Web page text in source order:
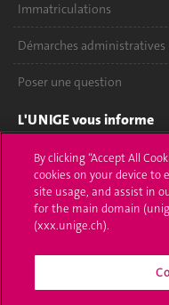
Immatriculations
Démarches administratives
Poser une question
L'UNIGE vous informe
UNIGE Mobile
Médias
Offres d'emploi
By clicking “Accept All
cookies on your device to
site usage, and assist in
for the main domain
(xxx.unige.ch).